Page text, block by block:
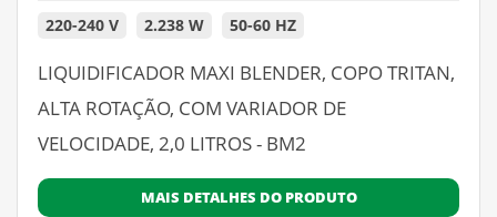
220-240 V 2.238 W 50-60 HZ
LIQUIDIFICADOR MAXI BLENDER, COPO TRITAN,
ALTA ROTAÇÃO, COM VARIADOR DE
VELOCIDADE, 2,0 LITROS - BM2
MAIS DETALHES DO PRODUTO